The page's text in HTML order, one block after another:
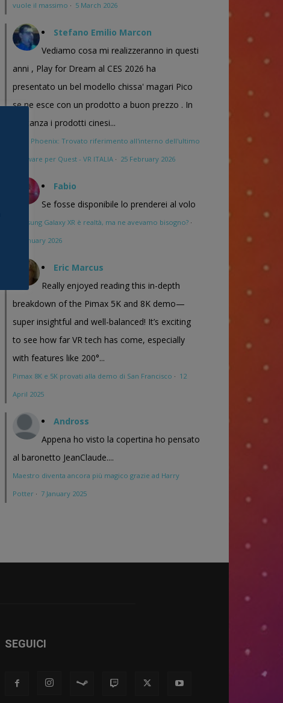
vuole il massimo · 5 March 2026
Stefano Emilio Marcon
Vediamo cosa mi realizzeranno in questi
anni , Play for Dream al CES 2026 ha
presentato un bel modello chissa' magari Pico
se ne esce con un prodotto a buon prezzo . In
sostanza i prodotti cinesi...
Meta Phoenix: Trovato riferimento all'interno dell'ultimo
firmware per Quest - VR ITALIA · 25 February 2026
Fabio
Se fosse disponibile lo prenderei al volo
Samsung Galaxy XR è realtà, ma ne avevamo bisogno? ·
16 January 2026
Eric Marcus
Really enjoyed reading this in-depth
breakdown of the Pimax 5K and 8K demo—
super insightful and well-balanced! It’s exciting
to see how far VR tech has come, especially
with features like 200°...
Pimax 8K e 5K provati alla demo di San Francisco · 12
April 2025
Andross
Appena ho visto la copertina ho pensato
al baronetto JeanClaude....
Maestro diventa ancora più magico grazie ad Harry
Potter · 7 January 2025
SEGUICI